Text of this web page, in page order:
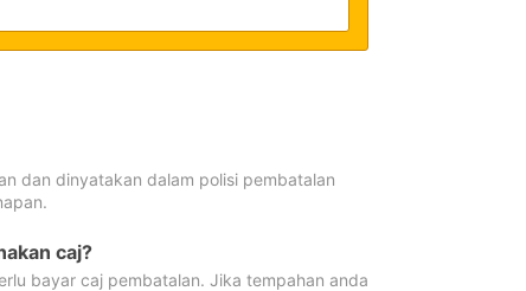
dan dinyatakan dalam polisi pembatalan
caj?
bayar caj pembatalan. Jika tempahan anda